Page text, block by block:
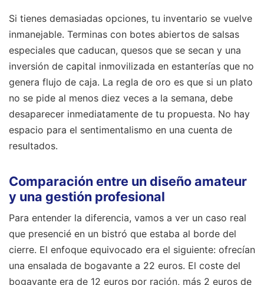
Si tienes demasiadas opciones, tu inventario se vuelve
inmanejable. Terminas con botes abiertos de salsas
especiales que caducan, quesos que se secan y una
inversión de capital inmovilizada en estanterías que no
genera flujo de caja. La regla de oro es que si un plato
no se pide al menos diez veces a la semana, debe
desaparecer inmediatamente de tu propuesta. No hay
espacio para el sentimentalismo en una cuenta de
resultados.
Comparación entre un diseño amateur
y una gestión profesional
Para entender la diferencia, vamos a ver un caso real
que presencié en un bistró que estaba al borde del
cierre. El enfoque equivocado era el siguiente: ofrecían
una ensalada de bogavante a 22 euros. El coste del
bogavante era de 12 euros por ración, más 2 euros de